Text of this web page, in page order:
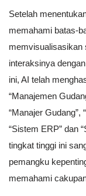
Setelah
memahami batas-
memvisualisasikan
interaksinya
ini, AI telah
“Manajemen
“Manajer Gudang”,
“Sistem ERP” dan
tingkat tinggi ini
pemangku
memahami